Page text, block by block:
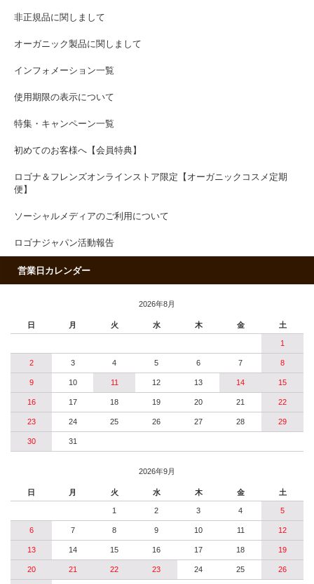
非正規品に関しまして
オーガニック製品に関しまして
インフォメーション一覧
使用期限の表示について
特集・キャンペーン一覧
初めてのお客様へ【会員特典】
ロゴナ＆フレンズオンラインストア限定【オーガニックコスメ定期
便】
ソーシャルメディアのご利用について
ロゴナジャパン活動報告
営業日カレンダー
2026年8月
日 月 火 水 木 金 土
1
2 3 4 5 6 7 8
9 10 11 12 13 14 15
16 17 18 19 20 21 22
23 24 25 26 27 28 29
30 31
2026年9月
日 月 火 水 木 金 土
1 2 3 4 5
6 7 8 9 10 11 12
13 14 15 16 17 18 19
20 21 22 23 24 25 26